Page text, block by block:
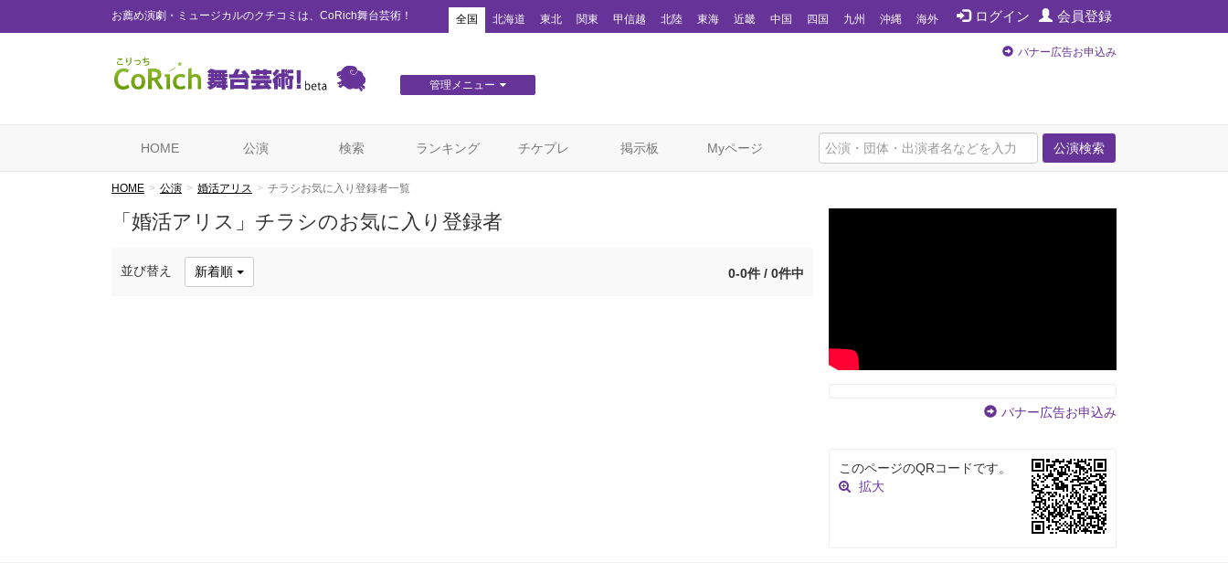
お薦め演劇・ミュージカルのクチコミは、CoRich舞台芸術！ ログイン 会員登録
全国 北海道 東北 関東 甲信越 北陸 東海 近畿 中国 四国 九州 沖縄 海外
管理メニュー
バナー広告お申込み
公演検索
HOME 公演 検索 ランキング チケプレ 掲示板 Myページ
HOME 公演 婚活アリス チラシお気に入り登録者一覧
「婚活アリス」チラシのお気に入り登録者
並び替え 新着順 0-0件 / 0件中
バナー広告お申込み
このページのQRコードです。
拡大